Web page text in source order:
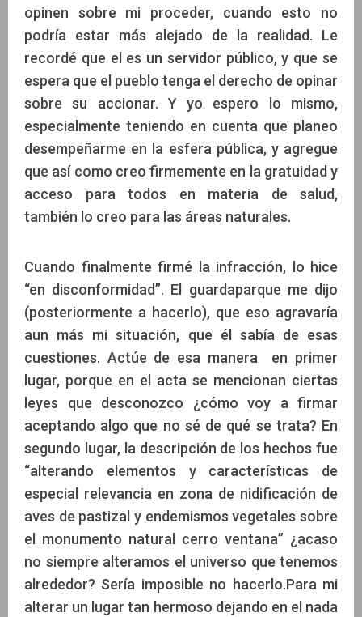
opinen sobre mi proceder, cuando esto no
podría estar más alejado de la realidad. Le
recordé que el es un servidor público, y que se
espera que el pueblo tenga el derecho de opinar
sobre su accionar. Y yo espero lo mismo,
especialmente teniendo en cuenta que planeo
desempeñarme en la esfera pública, y agregue
que así como creo firmemente en la gratuidad y
acceso para todos en materia de salud,
también lo creo para las áreas naturales.
Cuando finalmente firmé la infracción, lo hice
“en disconformidad”. El guardaparque me dijo
(posteriormente a hacerlo), que eso agravaría
aun más mi situación, que él sabía de esas
cuestiones. Actúe de esa manera en primer
lugar, porque en el acta se mencionan ciertas
leyes que desconozco ¿cómo voy a firmar
aceptando algo que no sé de qué se trata? En
segundo lugar, la descripción de los hechos fue
“alterando elementos y características de
especial relevancia en zona de nidificación de
aves de pastizal y endemismos vegetales sobre
el monumento natural cerro ventana” ¿acaso
no siempre alteramos el universo que tenemos
alrededor? Sería imposible no hacerlo.Para mi
alterar un lugar tan hermoso dejando en el nada